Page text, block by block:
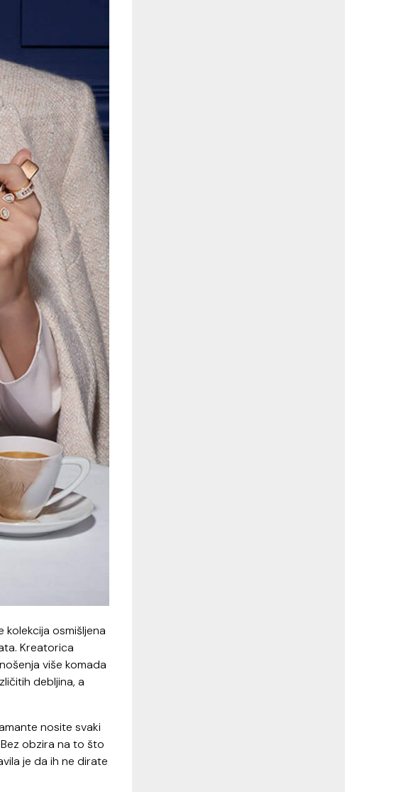
osmišljena
Kreatorica
više komada
debljina, a
nosite svaki
obzira na to što
je da ih ne dirate